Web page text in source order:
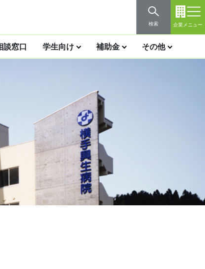
検索 企業メニュー
談窓口 学生向け 補助金 その他